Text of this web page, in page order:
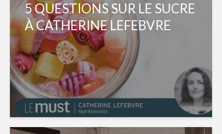
5 QUESTIONS SUR LE SUCRE
À CATHERINE LEFEBVRE